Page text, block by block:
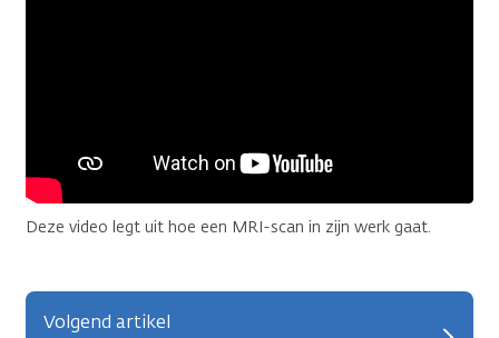
Deze video legt uit hoe een MRI-scan in zijn werk gaat.
Volgend artikel